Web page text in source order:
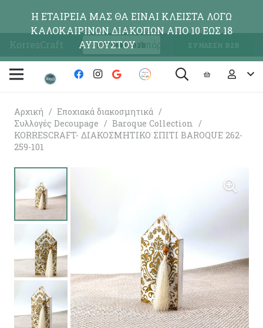
KorresCraft ΕΓΓΡΑΦΗ Β2Β ΣΥΝΔΕΣΗ Β2Β
Αρχική / Εποχιακά διακοσμητικά /
Συλλογές Decoupage / Baroque Collection /
KORRESCRAFT- ΔΙΑΚΟΣΜΗΤΙΚΟ ΣΠΙΤΙ BAROQUE 262-
259-101
Η ΕΤΑΙΡΕΙΑ ΜΑΣ ΘΑ ΕΙΝΑΙ ΚΛΕΙΣΤΑ ΛΟΓΩ
ΚΑΛΟΚΑΙΡΙΝΩΝ ΔΙΑΚΟΠΩΝ ΑΠΟ 10 ΕΩΣ 18
ΑΥΓΟΥΣΤΟΥΑπόρριψη